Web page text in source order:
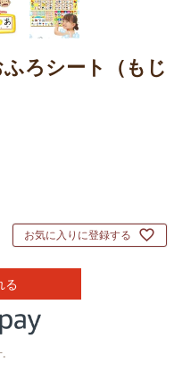
ふろシート（もじ
お気に入りに登録する
る